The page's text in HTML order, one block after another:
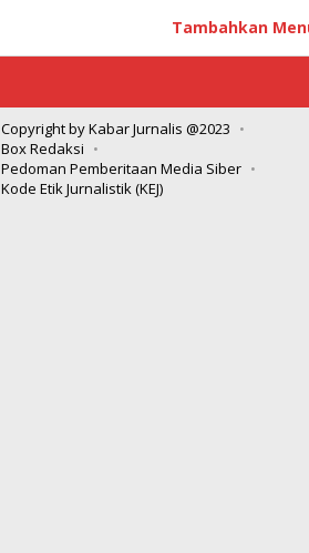
Tambahkan
Copyright by Kabar Jurnalis @2023
Box Redaksi
Pedoman Pemberitaan Media Siber
Kode Etik Jurnalistik (KEJ)